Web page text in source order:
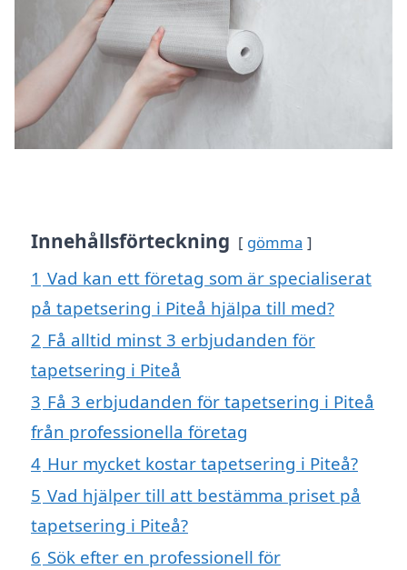
Innehållsförteckning gömma
1 Vad kan ett företag som är specialiserat
på tapetsering i Piteå hjälpa till med?
2 Få alltid minst 3 erbjudanden för
tapetsering i Piteå
3 Få 3 erbjudanden för tapetsering i Piteå
från professionella företag
4 Hur mycket kostar tapetsering i Piteå?
5 Vad hjälper till att bestämma priset på
tapetsering i Piteå?
6 Sök efter en professionell för